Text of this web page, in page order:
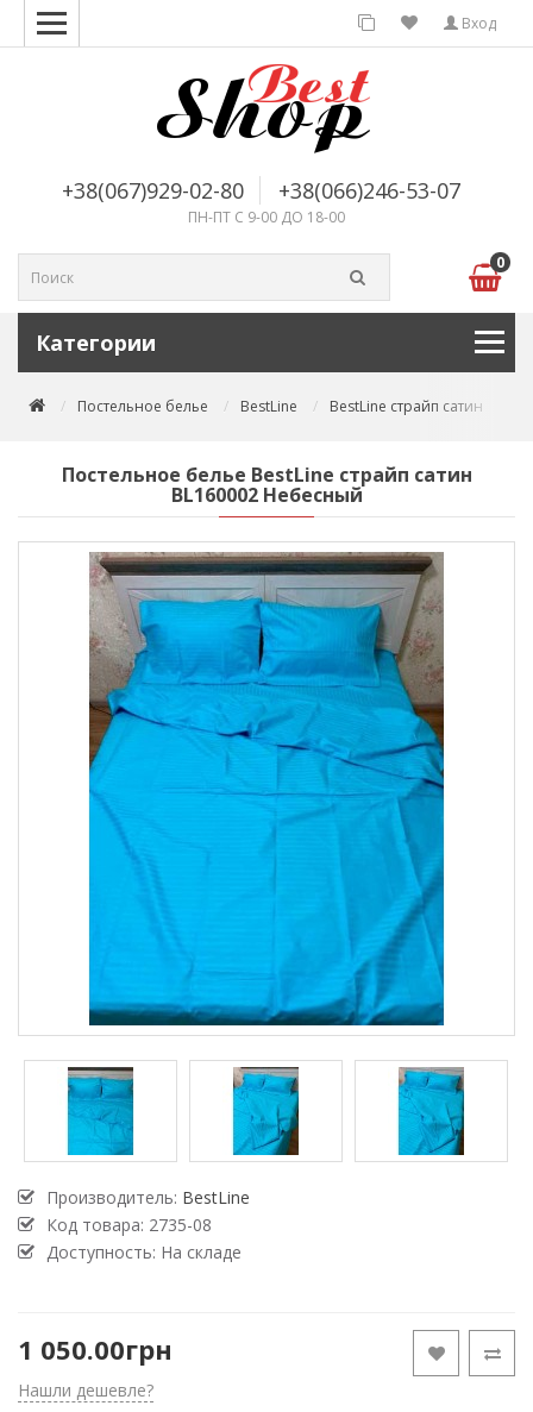
Вход
+38(067)929-02-80 +38(066)246-53-07
ПН-ПТ С 9-00 ДО 18-00
0
Категории
Постельное белье BestLine BestLine страйп сатин
Постельное белье BestLine страйп сатин
BL160002 Небесный
Производитель: BestLine
Код товара: 2735-08
Доступность: На складе
1 050.00грн
Нашли дешевле?